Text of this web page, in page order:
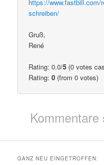
https://www.fastbill.com/
schreiben/
Gruß,
René
Rating: 0.0/5 (0 votes
Rating:0 (from 0 votes)
GANZ NEU EINGETROFFEN: